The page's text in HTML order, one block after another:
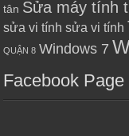
tân Sửa máy tính
sửa vi tính sửa vi tính
QUẬN 8 Windows 7
Facebook Page